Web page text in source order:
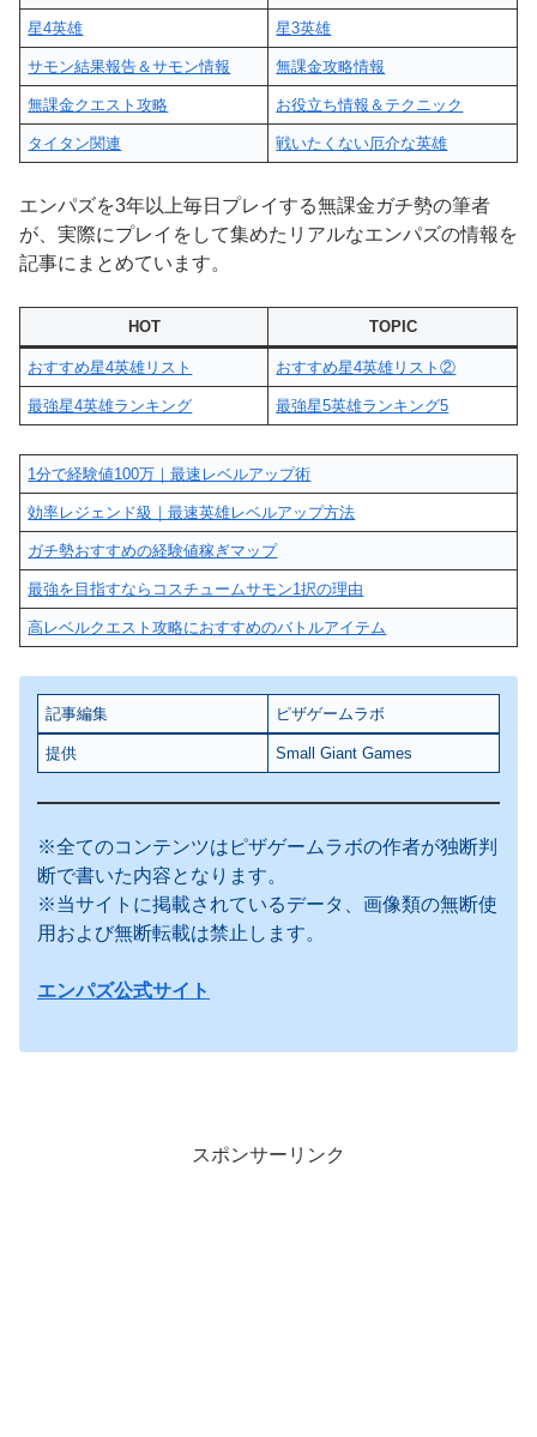
星4英雄 星3英雄
サモン結果報告＆サモン情報 無課金攻略情報
無課金クエスト攻略 お役立ち情報＆テクニック
タイタン関連 戦いたくない厄介な英雄
エンパズを3年以上毎日プレイする無課金ガチ勢の筆者
が、実際にプレイをして集めたリアルなエンパズの情報を
記事にまとめています。
HOT TOPIC
おすすめ星4英雄リスト おすすめ星4英雄リスト②
最強星4英雄ランキング 最強星5英雄ランキング5
1分で経験値100万｜最速レベルアップ術
効率レジェンド級｜最速英雄レベルアップ方法
ガチ勢おすすめの経験値稼ぎマップ
最強を目指すならコスチュームサモン1択の理由
高レベルクエスト攻略におすすめのバトルアイテム
記事編集 ピザゲームラボ
提供 Small Giant Games
※全てのコンテンツはピザゲームラボの作者が独断判
断で書いた内容となります。
※当サイトに掲載されているデータ、画像類の無断使
用および無断転載は禁止します。
エンパズ公式サイト
スポンサーリンク